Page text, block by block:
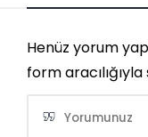
Henüz yorum
form